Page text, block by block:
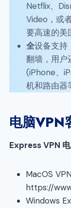
Netflix、
Video，或
要高速的美
全设备支持
翻墙，用户
(iPhone、
机和路由器
电脑VPN
Express VPN
MacOS
https://
Windows